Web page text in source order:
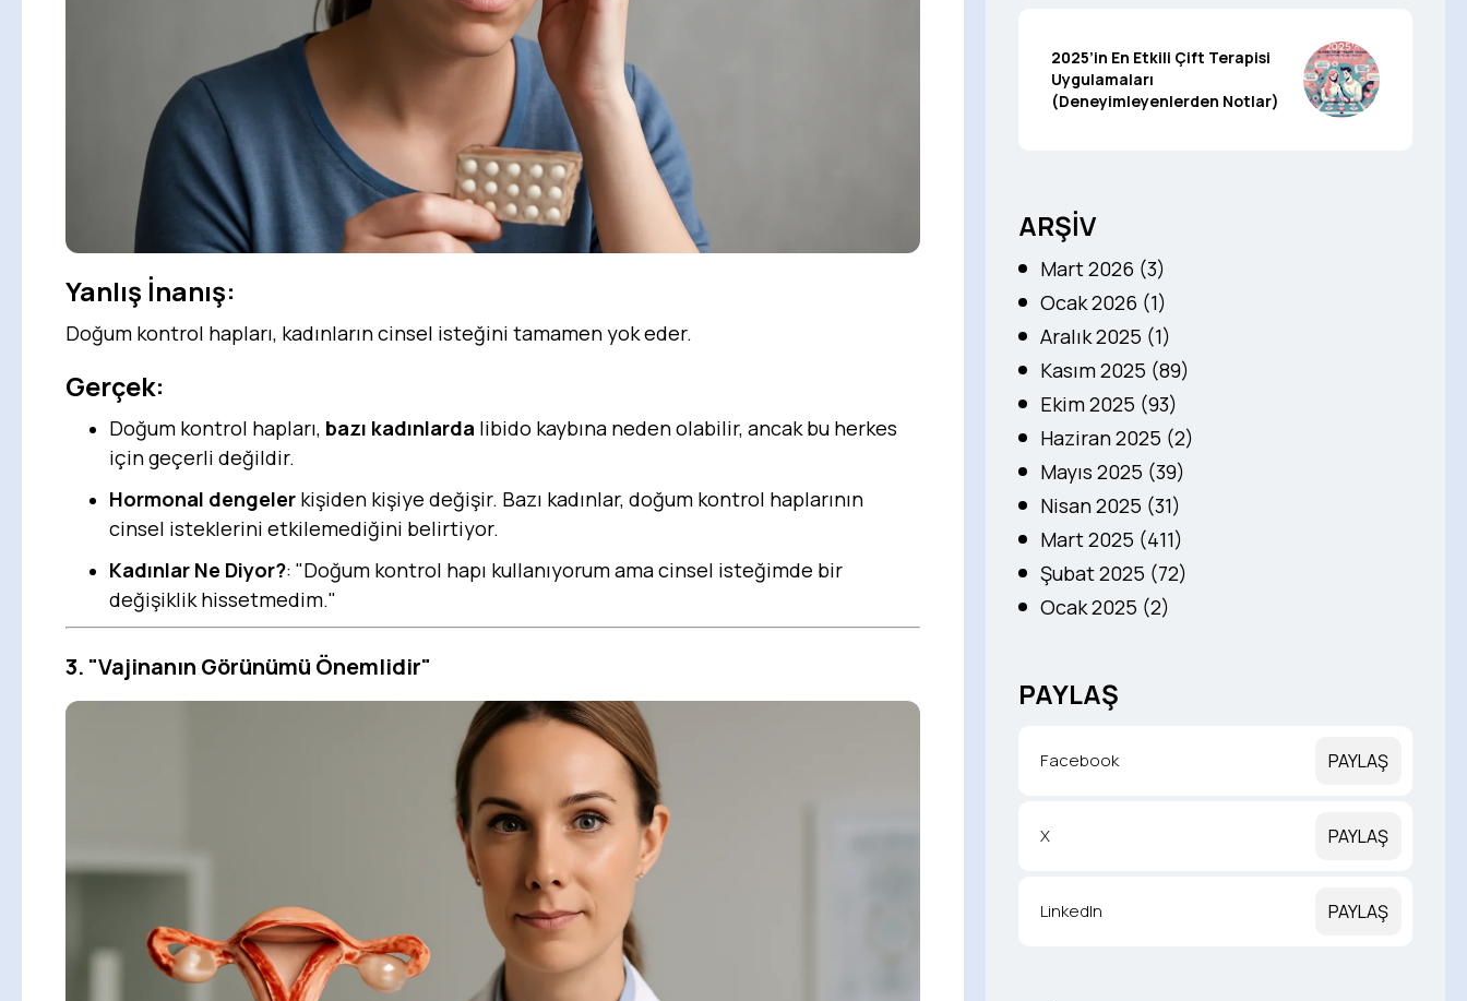
Yanlış İnanış:
Doğum kontrol hapları, kadınların cinsel isteğini tamamen yok eder.
Gerçek:
Doğum kontrol hapları, bazı kadınlarda libido kaybına neden olabilir, ancak bu herkes
için geçerli değildir.
Hormonal dengeler kişiden kişiye değişir. Bazı kadınlar, doğum kontrol haplarının
cinsel isteklerini etkilemediğini belirtiyor.
Kadınlar Ne Diyor?: "Doğum kontrol hapı kullanıyorum ama cinsel isteğimde bir
değişiklik hissetmedim."
3. "Vajinanın Görünümü Önemlidir"
2025’in En Etkili Çift Terapisi
Uygulamaları
(Deneyimleyenlerden Notlar)
ARŞİV
Mart 2026 (3)
Ocak 2026 (1)
Aralık 2025 (1)
Kasım 2025 (89)
Ekim 2025 (93)
Haziran 2025 (2)
Mayıs 2025 (39)
Nisan 2025 (31)
Mart 2025 (411)
Şubat 2025 (72)
Ocak 2025 (2)
PAYLAŞ
Facebook PAYLAŞ
X PAYLAŞ
LinkedIn PAYLAŞ